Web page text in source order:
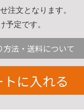
注文となります。
予定です。
方法・送料について
トに入れる